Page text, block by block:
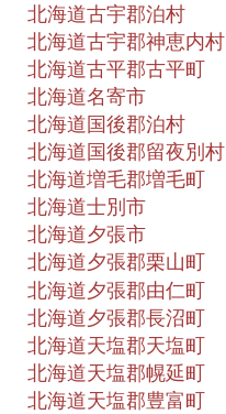
北海道古宇郡泊村
北海道古宇郡神恵内村
北海道古平郡古平町
北海道名寄市
北海道国後郡泊村
北海道国後郡留夜別村
北海道増毛郡増毛町
北海道士別市
北海道夕張市
北海道夕張郡栗山町
北海道夕張郡由仁町
北海道夕張郡長沼町
北海道天塩郡天塩町
北海道天塩郡幌延町
北海道天塩郡豊富町